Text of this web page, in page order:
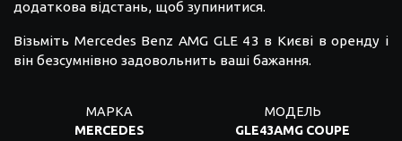
додаткова відстань, щоб зупинитися.
Візьміть Mercedes Benz AMG GLE 43 в Києві в оренду і
він безсумнівно задовольнить ваші бажання.
МАРКА
MERCEDES
МОДЕЛЬ
GLE43AMG COUPE